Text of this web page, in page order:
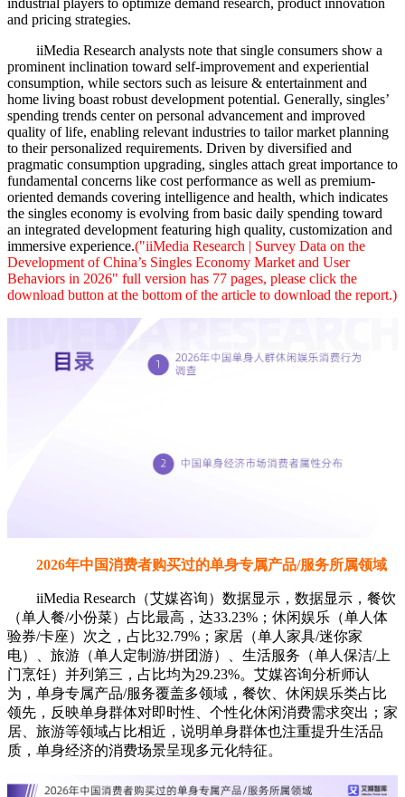
industrial players to optimize demand research, product innovation
and pricing strategies.
iiMedia Research analysts note that single consumers show a
prominent inclination toward self-improvement and experiential
consumption, while sectors such as leisure & entertainment and
home living boast robust development potential. Generally, singles’
spending trends center on personal advancement and improved
quality of life, enabling relevant industries to tailor market planning
to their personalized requirements. Driven by diversified and
pragmatic consumption upgrading, singles attach great importance to
fundamental concerns like cost performance as well as premium-
oriented demands covering intelligence and health, which indicates
the singles economy is evolving from basic daily spending toward
an integrated development featuring high quality, customization and
immersive experience.("iiMedia Research | Survey Data on the
Development of China’s Singles Economy Market and User
Behaviors in 2026" full version has 77 pages, please click the
download button at the bottom of the article to download the report.)
2026年中国消费者购买过的单身专属产品/服务所属领域
iiMedia Research（艾媒咨询）数据显示，数据显示，餐饮
（单人餐/小份菜）占比最高，达33.23%；休闲娱乐（单人体
验券/卡座）次之，占比32.79%；家居（单人家具/迷你家
电）、旅游（单人定制游/拼团游）、生活服务（单人保洁/上
门烹饪）并列第三，占比均为29.23%。艾媒咨询分析师认
为，单身专属产品/服务覆盖多领域，餐饮、休闲娱乐类占比
领先，反映单身群体对即时性、个性化休闲消费需求突出；家
居、旅游等领域占比相近，说明单身群体也注重提升生活品
质，单身经济的消费场景呈现多元化特征。